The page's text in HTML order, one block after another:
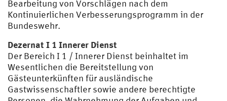
Bearbeitung von Vorschlägen nach dem
Kontinuierlichen Verbesserungsprogramm in der
Bundeswehr.
Dezernat I 1 Innerer Dienst
Der Bereich I 1 / Innerer Dienst beinhaltet im
Wesentlichen die Bereitstellung von
Gästeunterkünften für ausländische
Gastwissenschaftler sowie andere berechtigte